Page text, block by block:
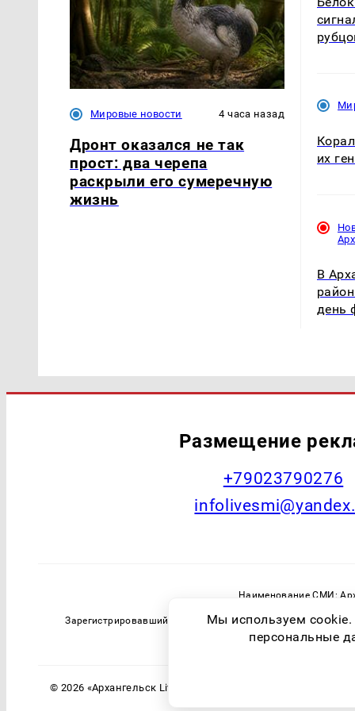
Мировые новости 4 часа назад
Дронт оказался не так
прост: два черепа
раскрыли его сумеречную
жизнь
их
В
день
Размещение
+79023790276
Наименование СМИ:
Зарегистрировавший орган: Федеральная служба по
© 2026 «Архангельск Live» | Все права защищены
Мы используем
персональные